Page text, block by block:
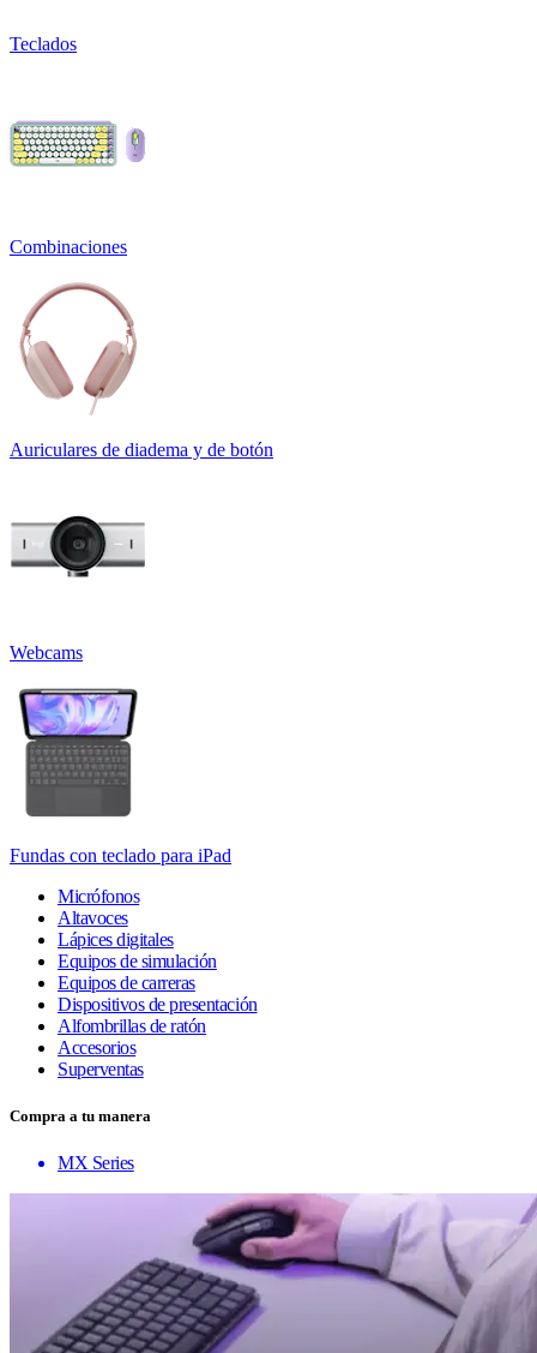
Teclados
Combinaciones
Auriculares de diadema y de botón
Webcams
Fundas con teclado para iPad
Micrófonos
Altavoces
Lápices digitales
Equipos de simulación
Equipos de carreras
Dispositivos de presentación
Alfombrillas de ratón
Accesorios
Superventas
Compra a tu manera
MX Series